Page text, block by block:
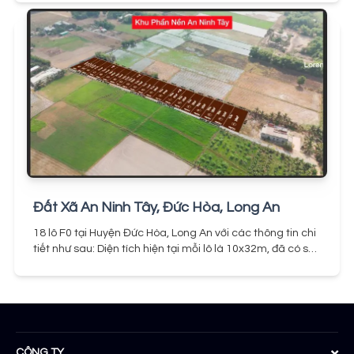
khoảng 23km.Đến bến xe Miền Tây khoảng 25km.Giá đất
khu dân cư Xuyên Á Đức HòaTại thời điểm hiện tại trong
Khu Dân Cư Xuyên Á, phần lớn các sản phẩm bất động
sản là đất thổ cư 100%, với sổ hồng riêng từng nền. Diện
tích chủ yếu của các lô đất là 5x16 hoặc 5x20. Giá bán
cho các lô đất từ 25 triệu đồng/m², khu vực được xem là
sầm uất bậc nhất tại khu vực.
Đất Xã An Ninh Tây, Đức Hòa, Long An
18 lô F0 tại Huyện Đức Hòa, Long An với các thông tin chi
tiết như sau: Diện tích hiện tại mỗi lô là 10x32m, đã có sổ